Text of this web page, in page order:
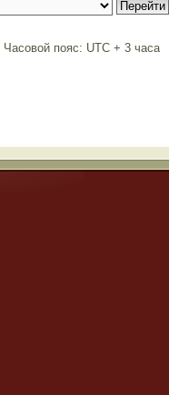
Часовой пояс: UTC + 3 часа